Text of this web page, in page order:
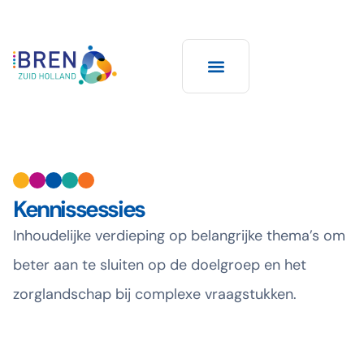
Kennissessies
Inhoudelijke verdieping op belangrijke thema’s om
beter aan te sluiten op de doelgroep en het
zorglandschap bij complexe vraagstukken.